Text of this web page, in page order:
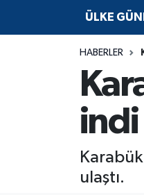
ÜLKE
HABERLER
indi
ulaştı.
Bilim Teknoloji
Advertising news
Merkez Trafik
Tüm Manşetler
Son Dakika
Haber Arşivi